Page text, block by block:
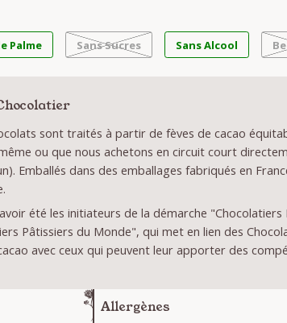
Palme Sans Sucres Sans Alcool
sont traités à partir de fèves de cacao
ou que nous achetons en circuit court
Emballés dans des emballages fabriqués en
été les initiateurs de la démarche "Chocolatiers
Pâtissiers du Monde", qui met en lien des
avec ceux qui peuvent leur apporter des
Allergènes